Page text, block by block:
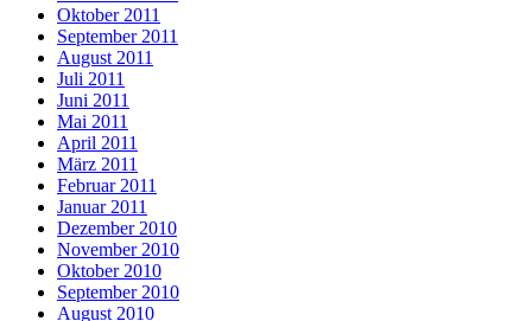
Oktober 2011
September 2011
August 2011
Juli 2011
Juni 2011
Mai 2011
April 2011
März 2011
Februar 2011
Januar 2011
Dezember 2010
November 2010
Oktober 2010
September 2010
August 2010